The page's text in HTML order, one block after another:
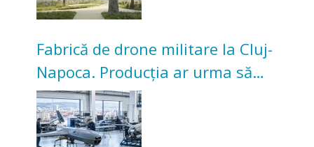
Fabrică de drone militare la Cluj-
Napoca. Producția ar urma să
înceapă în toamna acestui an